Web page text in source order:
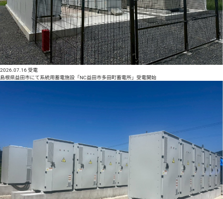
2026.07.16 受電
島根県益田市にて系統用蓄電施設「NC益田市多田町蓄電所」受電開始